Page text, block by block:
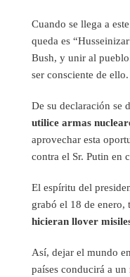
Cuando se llega a
queda es
Bush, y unir al
ser consciente de ello.
De su declaración se
utilice armas
aprovechar esta
contra el Sr. Putin en
El espíritu del
grabó el 18 de enero,
hicieran llover
Así, dejar el mundo
países conducirá a